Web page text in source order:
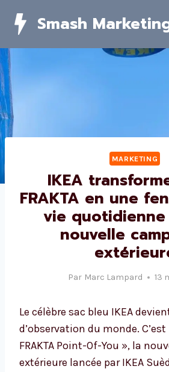
Smash
MARKETING
IKEA
FRAKTA en une
vie quotidienne
nouvelle
Par Marc Lampard 13
Le célèbre sac bleu IKEA
d’observation du monde. C’est
FRAKTA Point-Of-You », la
extérieure lancée par IKEA